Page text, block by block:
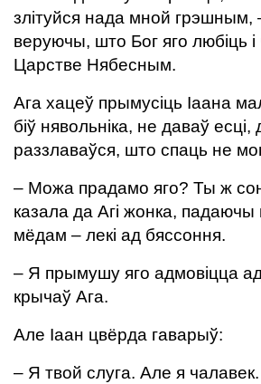
злітуйся нада мной грэшным,
веруючы, што Бог яго любіць і
Царстве Нябесным.
Ага хацеў прымусіць Іаана
біў нявольніка, не даваў есці,
раззлаваўся, што спаць не
– Можа прадамо яго? Ты ж сон
казала да Агі жонка,
мёдам – лекі ад бяссоння.
– Я прымушу яго адмовіцца
крычаў Ага.
Але Іаан цвёрда гаварыў:
– Я твой слуга. Але я